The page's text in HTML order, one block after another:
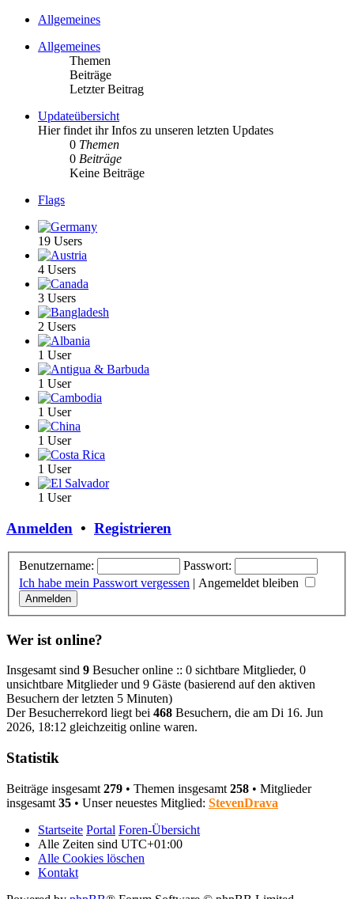
Allgemeines
Allgemeines
Themen
Beiträge
Letzter Beitrag
Updateübersicht
Hier findet ihr Infos zu unseren letzten Updates
0 Themen
0 Beiträge
Keine Beiträge
Flags
19 Users
4 Users
3 Users
2 Users
1 User
1 User
1 User
1 User
1 User
1 User
Anmelden • Registrieren
Benutzername:
Passwort:
Ich habe mein Passwort vergessen | Angemeldet bleiben
Wer ist online?
Insgesamt sind 9 Besucher online :: 0 sichtbare Mitglieder, 0
unsichtbare Mitglieder und 9 Gäste (basierend auf den aktiven
Besuchern der letzten 5 Minuten)
Der Besucherrekord liegt bei 468 Besuchern, die am Di 16. Jun
2026, 18:12 gleichzeitig online waren.
Statistik
Beiträge insgesamt 279 • Themen insgesamt 258 • Mitglieder
insgesamt 35 • Unser neuestes Mitglied: StevenDrava
Startseite Portal Foren-Übersicht
Alle Zeiten sind UTC+01:00
Alle Cookies löschen
Kontakt